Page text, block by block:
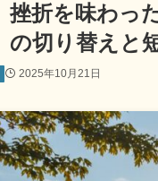
挫折を味わっ
の切り替えと
2025年10月21日